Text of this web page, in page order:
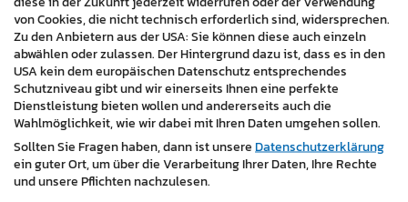
direkt über die Website auf die ausgeschriebenen
Stellen bewerben und ihre Bewerbungsunterlagen
hochladen.
Insgesamt bietet die neue Website des Umweltdienst
Burgenland einen umfassenden Einblick in das
Unternehmen und seine Karrieremöglichkeiten. Die
Karriereseite ist gut strukturiert und bietet potenziellen
Mitarbeiterinnen und Mitarbeitern eine einfache und
von Cookies, die nicht technisch erforderlich sind, widersprechen.
Zu den Anbietern aus der USA: Sie können diese auch einzeln
abwählen oder zulassen. Der Hintergrund dazu ist, dass es in den
USA kein dem europäischen Datenschutz entsprechendes
Schutzniveau gibt und wir einerseits Ihnen eine perfekte
Dienstleistung bieten wollen und andererseits auch die
Wahlmöglichkeit, wie wir dabei mit Ihren Daten umgehen sollen.
Sollten Sie Fragen haben, dann ist unsereDatenschutzerklärung
ein guter Ort, um über die Verarbeitung Ihrer Daten, Ihre Rechte
und unsere Pflichten nachzulesen.